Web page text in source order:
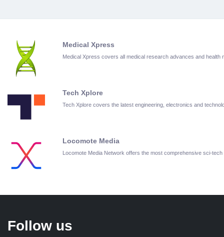
Medical Xpress
Medical Xpress covers all medical research advances and health
Tech Xplore
Tech Xplore covers the latest engineering, electronics and
Locomote Media
Locomote Media Network offers the most comprehensive sci-
Follow us